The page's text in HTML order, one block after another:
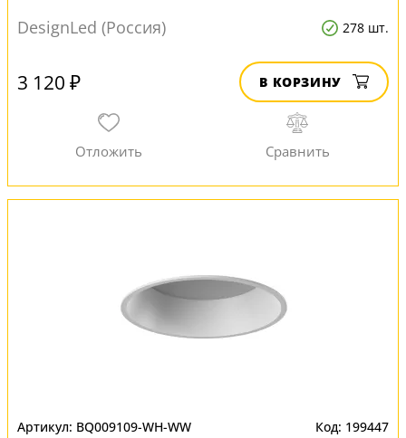
DesignLed (Россия)
278 шт.
3 120 ₽ В КОРЗИНУ
BQ009109-WH-WW 199447